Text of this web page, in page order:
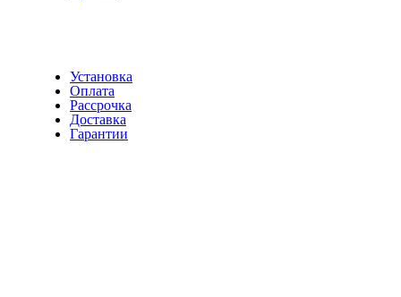
Установка
Оплата
Рассрочка
Доставка
Гарантии